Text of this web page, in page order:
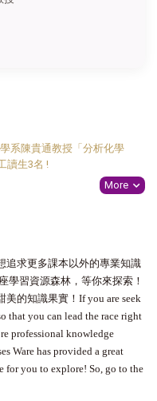
學系陳貴通教授「分析化學
讀生3名 !
More
追求更多課本以外的專業知識
學習資源森林，等你來探索！
美的知識果實！ If you are seek
that you can lead the race right
professional knowledge
Ware has provided a great
for you to explore! So, go to the